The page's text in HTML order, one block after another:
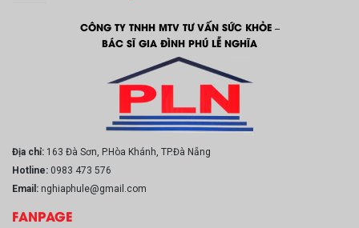
CÔNG TY TNHH MTV TƯ VẤN SỨC KHỎE –
BÁC SĨ GIA ĐÌNH PHÚ LỄ NGHĨA
Địa chỉ: 163 Đà Sơn, P.Hòa Khánh, TP.Đà Nẵng
Hotline: 0983 473 576
Email: nghiaphule@gmail.com
FANPAGE